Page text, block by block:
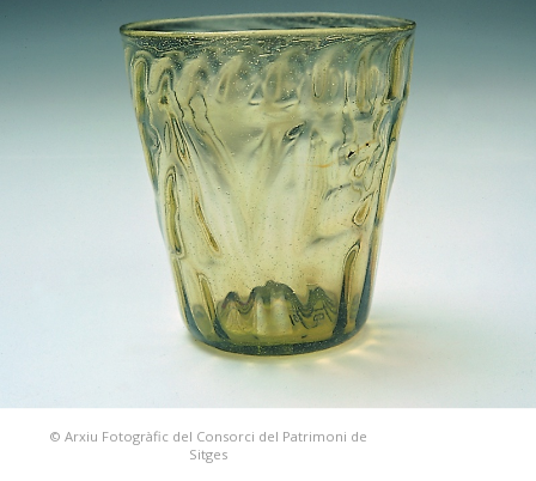
© Arxiu Fotogràfic del Consorci del Patrimoni de
Sitges